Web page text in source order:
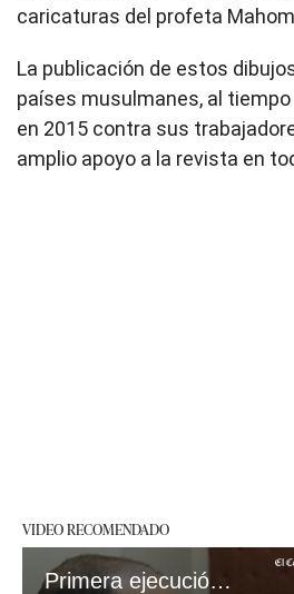
caricaturas del profeta
La publicación de estos
países musulmanes, al
en 2015 contra sus
amplio apoyo a la revista en
VIDEO RECOMENDADO
Primera ejecución en Irán de una persona implicada en las protestas